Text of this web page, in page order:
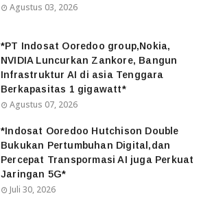
Agustus 03, 2026
*PT Indosat Ooredoo group,Nokia,
NVIDIA Luncurkan Zankore, Bangun
Infrastruktur AI di asia Tenggara
Berkapasitas 1 gigawatt*
Agustus 07, 2026
*Indosat Ooredoo Hutchison Double
Bukukan Pertumbuhan Digital,dan
Percepat Transpormasi AI juga Perkuat
Jaringan 5G*
Juli 30, 2026